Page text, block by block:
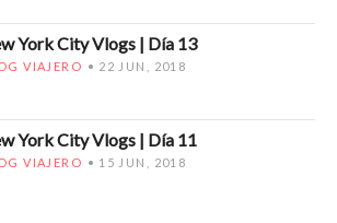
York City Vlogs | Día 13
VIAJERO 22 JUN, 2018
York City Vlogs | Día 11
VIAJERO 15 JUN, 2018